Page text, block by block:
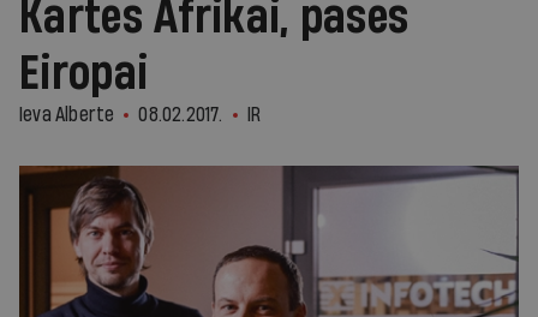
Kartes Āfrikai, pases
Eiropai
Ieva Alberte 08.02.2017. IR